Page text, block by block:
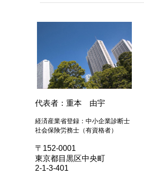
代表者：重本 由宇
経済産業省登録：中小企業診断士
社会保険労務士（有資格者）
〒152-0001
東京都目黒区中央町
2-1-3-401